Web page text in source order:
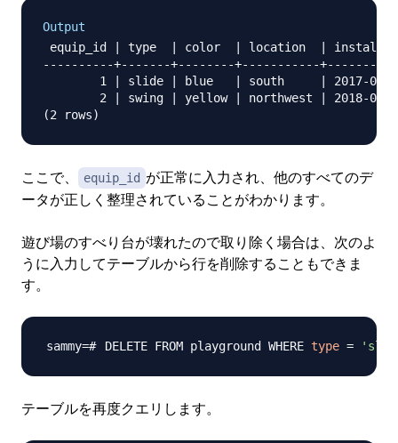
Output
equip_id | type  | color  | location  |
----------+-------+--------+-----------
1 | slide | blue   | south     | 2017-04-
2 | swing | yellow | northwest | 2018-08-
ここで、 equip_id が正常に入力され、他のすべてのデ
ータが正しく整理されていることがわかります。
遊び場のすべり台が壊れたので取り除く場合は、次のよ
うに入力してテーブルから行を削除することもできま
す。
DELETE FROM playground WHERE type =
テーブルを再度クエリします。